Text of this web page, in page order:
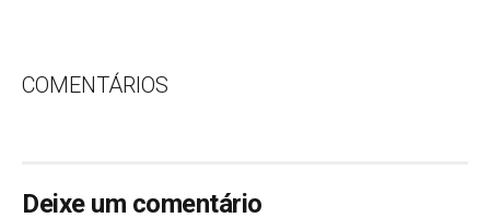
COMENTÁRIOS
Deixe um comentário